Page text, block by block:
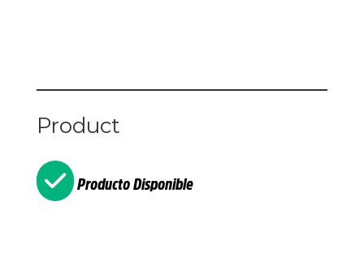
Product
Producto Disponible